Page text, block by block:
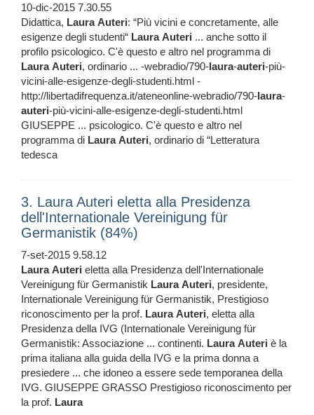
10-dic-2015 7.30.55
Didattica, Laura Auteri: “Più vicini e concretamente, alle
esigenze degli studenti“ Laura Auteri ... anche sotto il
profilo psicologico. C'è questo e altro nel programma di
Laura Auteri, ordinario ... -webradio/790-laura-auteri-più-
vicini-alle-esigenze-degli-studenti.html -
http://libertadifrequenza.it/ateneonline-webradio/790-laura-
auteri-più-vicini-alle-esigenze-degli-studenti.html
GIUSEPPE ... psicologico. C'è questo e altro nel
programma di Laura Auteri, ordinario di “Letteratura
tedesca
3. Laura Auteri eletta alla Presidenza
dell'Internationale Vereinigung für
Germanistik (84%)
7-set-2015 9.58.12
Laura Auteri eletta alla Presidenza dell'Internationale
Vereinigung für Germanistik Laura Auteri, presidente,
Internationale Vereinigung für Germanistik, Prestigioso
riconoscimento per la prof. Laura Auteri, eletta alla
Presidenza della IVG (Internationale Vereinigung für
Germanistik: Associazione ... continenti. Laura Auteri è la
prima italiana alla guida della IVG e la prima donna a
presiedere ... che idoneo a essere sede temporanea della
IVG. GIUSEPPE GRASSO Prestigioso riconoscimento per
la prof. Laura